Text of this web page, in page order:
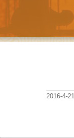
2016-4-